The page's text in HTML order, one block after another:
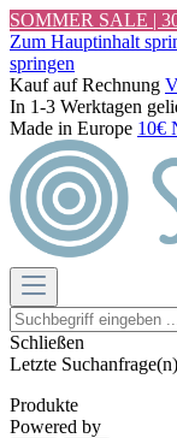
SOMMER SALE |
Zum Hauptinhalt
springen
Kauf auf Rechnung
In 1-3 Werktagen
Made in Europe 10€
Schließen
Letzte Suchanfrage(n)
Produkte
Powered by